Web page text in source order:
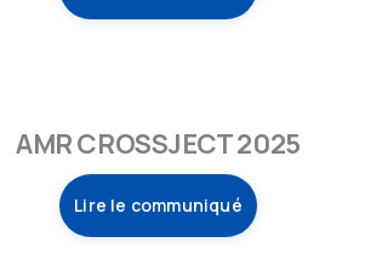
AMR CROSSJECT 2025
Lire le communiqué